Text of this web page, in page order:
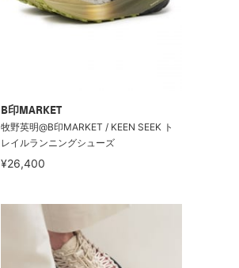
B印MARKET
牧野英明@B印MARKET / KEEN SEEK ト
レイルランニングシューズ
¥26,400